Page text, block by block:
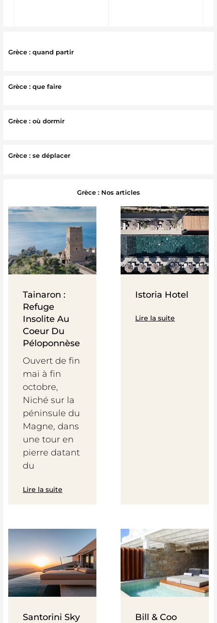
Grèce : quand partir
Grèce : que faire
Grèce : où dormir
Grèce : se déplacer
Grèce : Nos articles
Tainaron :
Refuge
Insolite Au
Coeur Du
Péloponnèse
Ouvert de fin
mai à fin
octobre,
Niché sur la
péninsule du
Magne, dans
une tour en
pierre datant
du
Lire la suite
Istoria Hotel
Lire la suite
Santorini Sky
Bill & Coo